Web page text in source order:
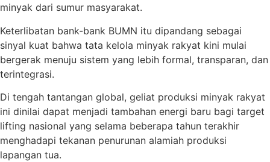
minyak dari sumur masyarakat.
Keterlibatan bank-bank BUMN itu dipandang sebagai
sinyal kuat bahwa tata kelola minyak rakyat kini mulai
bergerak menuju sistem yang lebih formal, transparan, dan
terintegrasi.
Di tengah tantangan global, geliat produksi minyak rakyat
ini dinilai dapat menjadi tambahan energi baru bagi target
lifting nasional yang selama beberapa tahun terakhir
menghadapi tekanan penurunan alamiah produksi
lapangan tua.